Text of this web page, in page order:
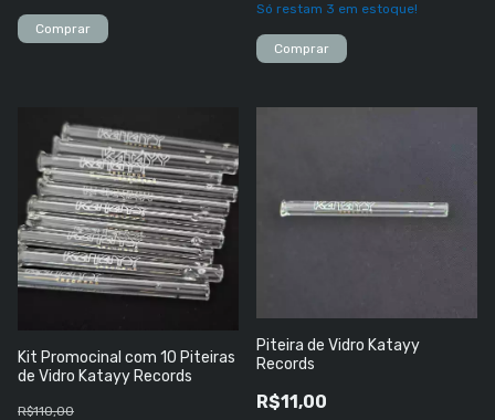
Só restam 3 em estoque!
Kit Promocinal com 10 Piteiras
de Vidro Katayy Records
R$110,00
Piteira de Vidro Katayy
Records
R$11,00